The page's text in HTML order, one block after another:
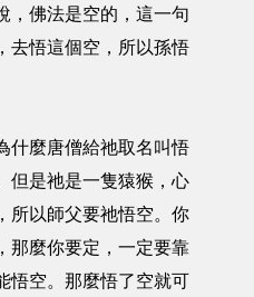
，佛法是空的，這一句
去悟這個空，所以孫悟
麼唐僧給祂取名叫悟
但是祂是一隻猿猴，心
所以師父要祂悟空。你
那麼你要定，一定要靠
悟空。那麼悟了空就可